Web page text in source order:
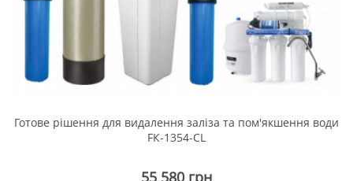
Готове рішення для видалення заліза та пом'якшення води
FК-1354-CL
55 580 грн